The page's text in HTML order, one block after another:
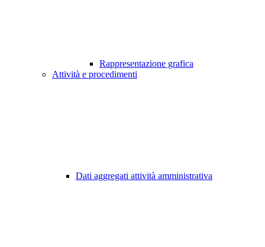
Rappresentazione grafica
Attività e procedimenti
Dati aggregati attività amministrativa